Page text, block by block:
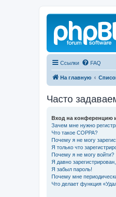
Ссылки FAQ
На главную
Часто
Вход на конференцию
Зачем мне нужно
Что такое COPPA?
Почему я не могу
Я только что
Почему я не могу войти?
Я давно
Я забыл пароль!
Почему мне
Что делает функция